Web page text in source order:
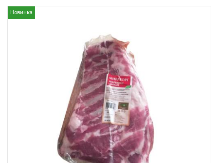
Новинка